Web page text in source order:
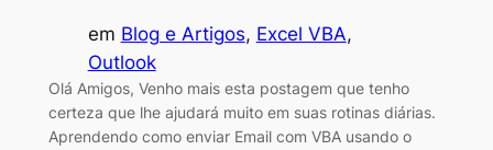
em Blog e Artigos, Excel VBA
Outlook
Olá Amigos, Venho mais esta postagem que tenho
certeza que lhe ajudará muito em suas rotinas diárias.
Aprendendo como enviar Email com VBA usando o